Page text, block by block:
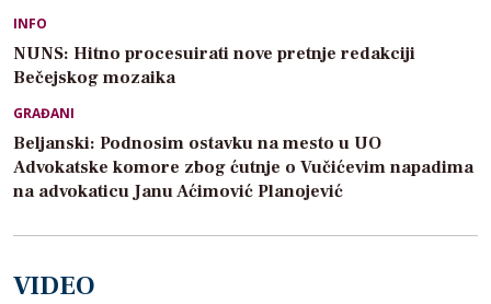
INFO
NUNS: Hitno procesuirati nove pretnje redakciji
Bečejskog mozaika
GRAĐANI
Beljanski: Podnosim ostavku na mesto u UO
Advokatske komore zbog ćutnje o Vučićevim napadima
na advokaticu Janu Aćimović Planojević
VIDEO